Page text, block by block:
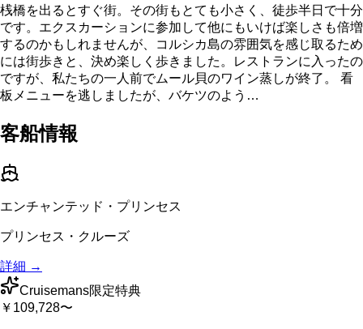
桟橋を出るとすぐ街。その街もとても小さく、徒歩半日で十分
です。エクスカーションに参加して他にもいけば楽しさも倍増
するのかもしれませんが、コルシカ島の雰囲気を感じ取るため
には街歩きと、決め楽しく歩きました。レストランに入ったの
ですが、私たちの一人前でムール貝のワイン蒸しが終了。 看
板メニューを逃しましたが、バケツのよう…
客船情報
エンチャンテッド・プリンセス
プリンセス・クルーズ
詳細 →
Cruisemans限定特典
￥109,728〜